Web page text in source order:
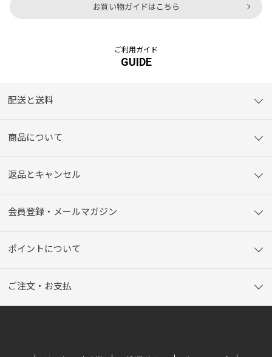
お買い物ガイドはこちら
ご利用ガイド
GUIDE
配送と送料
商品について
返品とキャンセル
会員登録・メールマガジン
ポイントについて
ご注文・お支払